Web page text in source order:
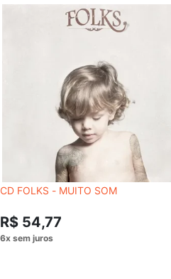
CD FOLKS - MUITO SOM
R$ 54,77